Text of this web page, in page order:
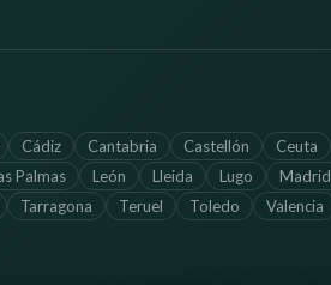
Cádiz Cantabria Castellón Ceuta
Palmas León Lleida Lugo Madrid
Tarragona Teruel Toledo Valencia